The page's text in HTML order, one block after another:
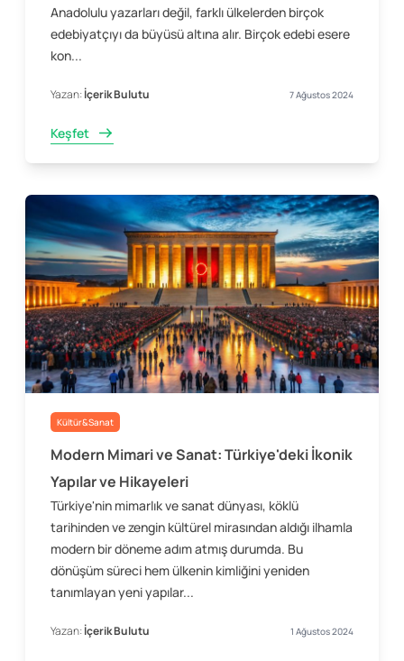
Anadolulu yazarları değil, farklı ülkelerden birçok
edebiyatçıyı da büyüsü altına alır. Birçok edebi esere
kon...
Yazan:İçerik Bulutu 7 Ağustos 2024
Keşfet
Kültür&Sanat
Modern Mimari ve Sanat: Türkiye'deki İkonik
Yapılar ve Hikayeleri
Türkiye'nin mimarlık ve sanat dünyası, köklü
tarihinden ve zengin kültürel mirasından aldığı ilhamla
modern bir döneme adım atmış durumda. Bu
dönüşüm süreci hem ülkenin kimliğini yeniden
tanımlayan yeni yapılar...
Yazan:İçerik Bulutu 1 Ağustos 2024